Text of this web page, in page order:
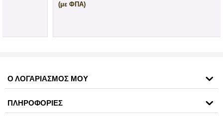
Ο ΛΟΓΑΡΙΑΣΜΟΣ ΜΟΥ
ΠΛΗΡΟΦΟΡΙΕΣ